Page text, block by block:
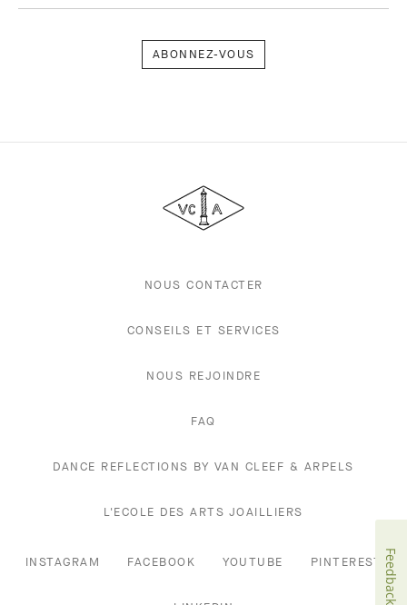
vous
&
Arpels
NOUS CONTACTER
CONSEILS ET SERVICES
NOUS REJOINDRE
FAQ
DANCE REFLECTIONS BY VAN CLEEF & ARPELS
L'ECOLE DES ARTS JOAILLIERS
INSTAGRAM FACEBOOK YOUTUBE PINTEREST Feedback